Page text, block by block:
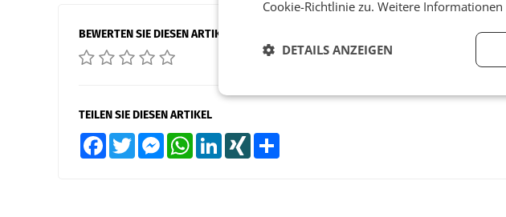
BEWERTEN SIE DIESEN ARTIKEL
TEILEN SIE DIESEN ARTIKEL
FacebookTwitter MessengerWhatsAppLinkedInXING
Cookie-Richtlinie zu. Weitere Informationen
DETAILS ANZEIGEN